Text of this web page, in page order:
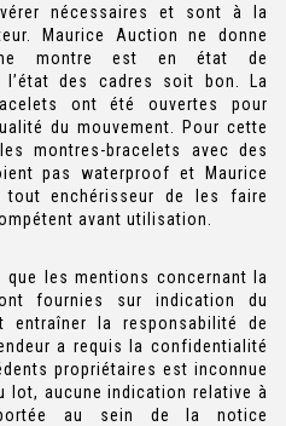
nécessaires et sont à la
Maurice Auction ne donne
montre est en état de
des cadres soit bon. La
ont été ouvertes pour
du mouvement. Pour cette
montres-bracelets avec des
pas waterproof et Maurice
tout enchérisseur de les faire
avant utilisation.
que les mentions concernant la
fournies sur indication du
entraîner la responsabilité de
a requis la confidentialité
propriétaires est inconnue
lot, aucune indication relative à
au sein de la notice